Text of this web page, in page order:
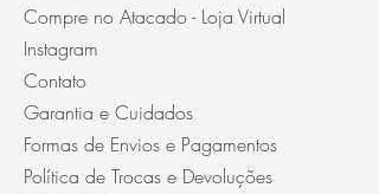
Compre no Atacado - Loja Virtual
Instagram
Contato
Garantia e Cuidados
Formas de Envios e Pagamentos
Política de Trocas e Devoluções